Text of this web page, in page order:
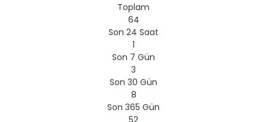
Toplam
64
Son 24 Saat
1
Son 7 Gün
3
Son 30 Gün
8
Son 365 Gün
52